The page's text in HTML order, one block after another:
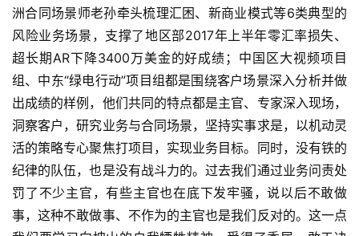
洲合同场景师老孙牵头梳理汇困、新商业模式等6类典型的
风险业务场景，支撑了地区部2017年上半年零汇率损失、
超长期AR下降3400万美金的好成绩；中国区大视频项目
组、中东“绿电行动”项目组都是围绕客户场景深入分析并做
出成绩的样例，他们共同的特点都是主官、专家深入现场，
洞察客户，研究业务与合同场景，坚持实事求是，以机动灵
活的策略专心聚焦打项目，实现业务目标。同时，没有铁的
纪律的队伍，也是没有战斗力的。过去我们通过业务问责处
罚了不少主官，有些主官也在底下发牢骚，说以后不敢做
事，这种不敢做事、不作为的主官也是我们反对的。这一点